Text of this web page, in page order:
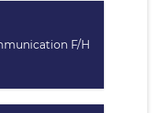
F/H